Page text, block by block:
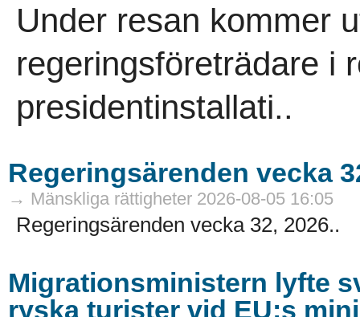
Under resan kommer
regeringsföreträdare i
presidentinstallati..
Regeringsärenden vecka
→ Mänskliga rättigheter 2026-08-05 16:05
Regeringsärenden vecka 32, 2026..
Migrationsministern lyfte
ryska turister vid EU:s